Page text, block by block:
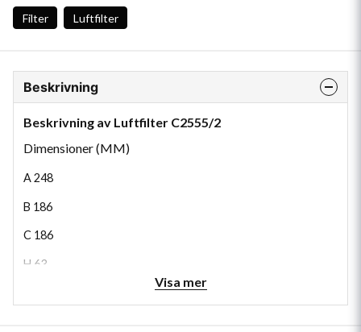
Filter Luftfilter
Beskrivning
Beskrivning av Luftfilter C2555/2
Dimensioner (MM)
A248
B 186
C 186
H 63
Visa mer